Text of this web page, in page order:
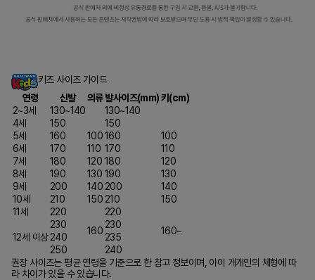
키즈 사이즈 가이드
연령
신발 의류발사이즈(mm)키(cm)
2~3세
130~140
130~140
4세
150
150
5세
160 100160
100
6세
170 110 170
110
7세
180 120 180
120
8세
190 130 190
130
9세
200 140 200
140
10세
210 150 210
150
11세
220
160
220
160~
12세 이상
230
230
240
235
250
240
권장 사이즈는 평균 연령을 기준으로 한 참고 정보이며, 아이 개개인의 체형에 따
라 차이가 있을 수 있습니다.